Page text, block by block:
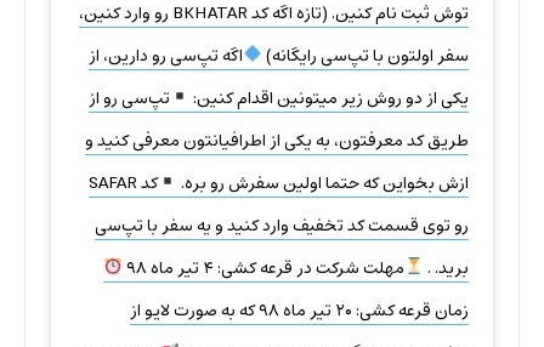
توش ثبت نام کنین. (تازه اگه کد BKHATAR رو وارد کنین،
سفر اولتون با تپ‌سی رایگانه)
اگه تپ‌سی رو دارین، از
یکی از دو روش زیر میتونین اقدام کنین:
تپ‌سی رو از
طریق کد معرفتون، به یکی از اطرافیانتون معرفی کنید و
ازش بخواین که حتما اولین سفرش رو بره.
کد SAFAR
رو توی قسمت کد تخفیف وارد کنید و یه سفر با تپ‌سی
برید. .
مهلت شرکت در قرعه کشی: ۴ تیر ماه ۹۸
زمان قرعه کشی: ۲۰ تیر ماه ۹۸ که به صورت لایو از